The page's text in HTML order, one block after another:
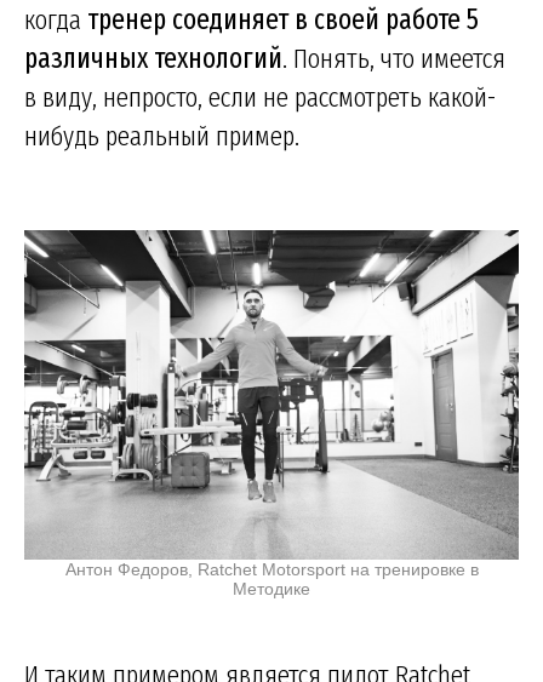
когда тренер соединяет в своей работе 5
различных технологий. Понять, что имеется
в виду, непросто, если не рассмотреть какой-
нибудь реальный пример.
Антон Федоров, Ratchet Motorsport на тренировке в
Методике
И таким примером является пилот Ratchet